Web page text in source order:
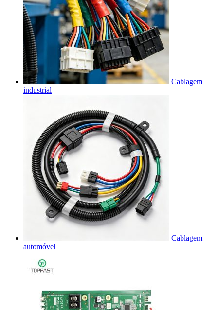
Cablagem
industrial
Cablagem
automóvel